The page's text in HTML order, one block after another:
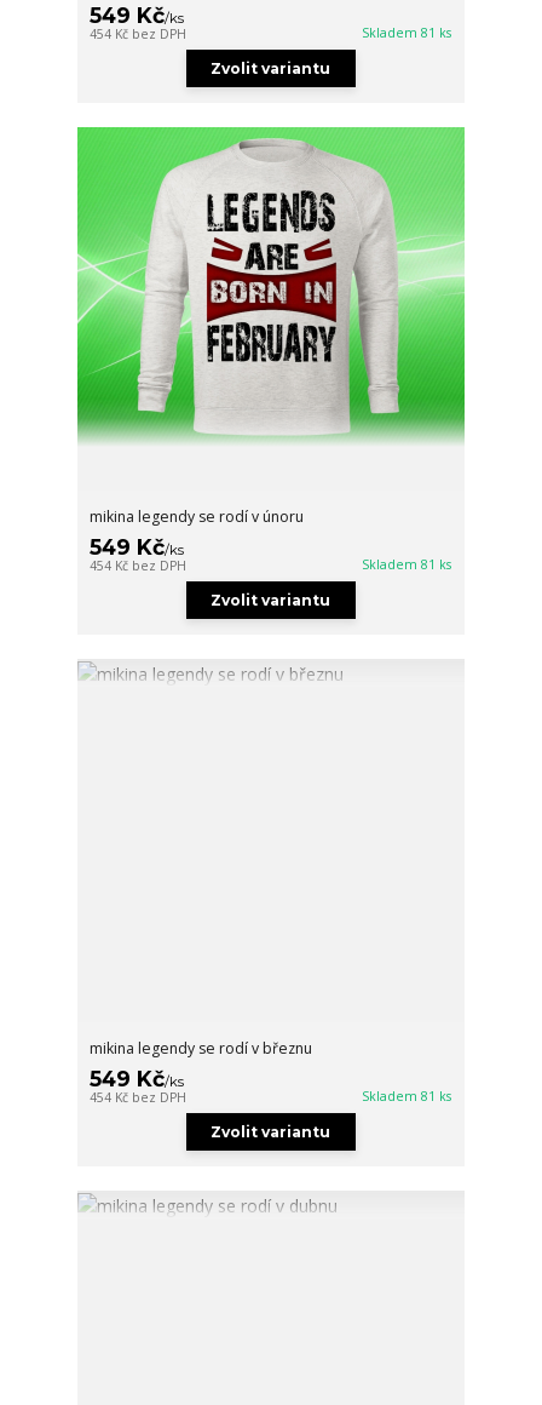
549 Kč/ks
454 Kč bez DPH Skladem 81 ks
Zvolit variantu
mikina legendy se rodí v únoru
549 Kč/ks
454 Kč bez DPH Skladem 81 ks
Zvolit variantu
mikina legendy se rodí v březnu
549 Kč/ks
454 Kč bez DPH Skladem 81 ks
Zvolit variantu